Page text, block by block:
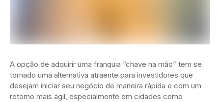
A opção de adquirir uma franquia “chave na mão” tem se
tornado uma alternativa atraente para investidores que
desejam iniciar seu negócio de maneira rápida e com um
retorno mais ágil, especialmente em cidades como